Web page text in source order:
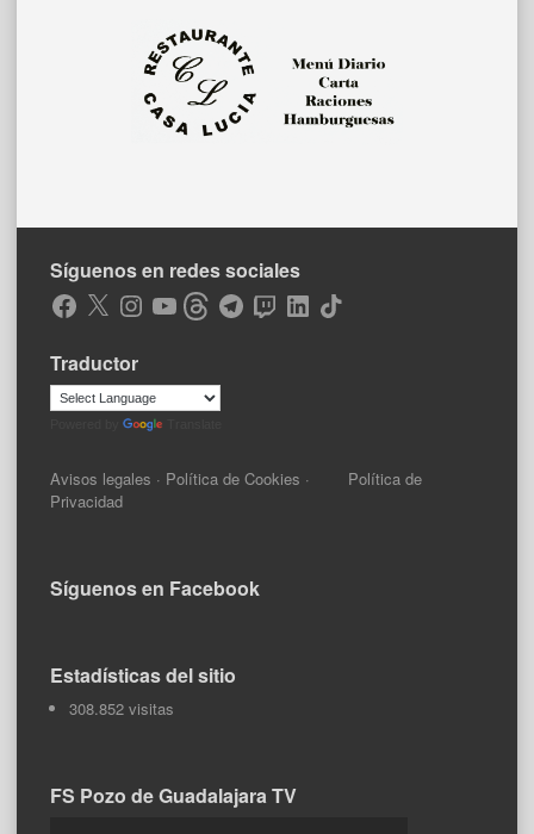
Síguenos en redes sociales
Facebook
X Instagram
YouTubeThreadsTelegramTwitchLinkedIn
TikTok
Traductor
Avisos legales · Política de Cookies · Política de
Privacidad
Síguenos en Facebook
Estadísticas del sitio
308.852 visitas
FS Pozo de Guadalajara TV